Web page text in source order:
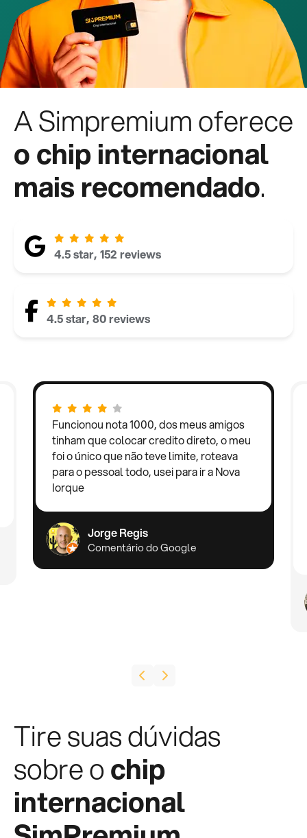
A Simpremium oferece
o chip internacional
mais recomendado.
4.5 star, 152 reviews
4.5 star, 80 reviews
Funcionou nota 1000, dos meus amigos
tinham que colocar credito direto, o meu
foi o único que não teve limite, roteava
para o pessoal todo, usei para ir a Nova
Iorque
Jorge Regis
Comentário do Google
Tire suas dúvidas
sobre ochip
internacional